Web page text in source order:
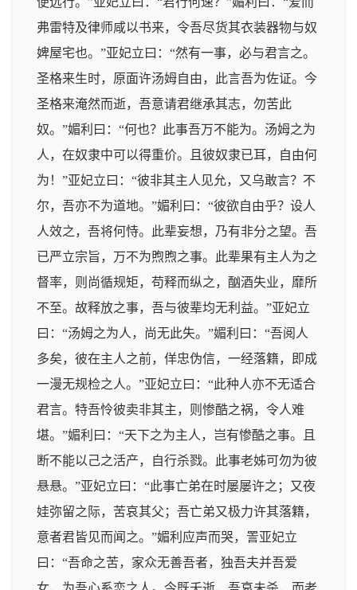
弗雷特及律师咸以书来，令吾尽货其衣装器物与奴
婢屋宅也。”亚妃立曰：“然有一事，必与君言之。
圣格来生时，原面许汤姆自由，此言吾为佐证。今
圣格来淹然而逝，吾意请君继承其志，勿苦此
奴。”媚利曰：“何也？此事吾万不能为。汤姆之为
人，在奴隶中可以得重价。且彼奴隶已耳，自由何
为！”亚妃立曰：“彼非其主人见允，又乌敢言？不
尔，吾亦不为道地。”媚利曰：“彼欲自由乎？设人
人效之，吾将何恃。此辈妄想，乃有非分之望。吾
已严立宗旨，万不为煦煦之事。此辈果有主人为之
督率，则尚循规矩，苟释而纵之，酗酒失业，靡所
不至。故释放之事，吾与彼辈均无利益。”亚妃立
曰：“汤姆之为人，尚无此失。”媚利曰：“吾阅人
多矣，彼在主人之前，佯忠伪信，一经落籍，即成
一漫无规检之人。”亚妃立曰：“此种人亦不无适合
君言。特吾怜彼卖非其主，则惨酷之祸，令人难
堪。”媚利曰：“天下之为主人，岂有惨酷之事。且
断不能以己之活产，自行杀戮。此事老姊可勿为彼
悬悬。”亚妃立曰：“此事亡弟在时屡屡许之；又夜
娃弥留之际，苦哀其父；吾亡弟又极力许其落籍，
意者君皆见而闻之。”媚利应声而哭，詈亚妃立
曰：“吾命之苦，家众无善吾者，独吾夫并吾爱